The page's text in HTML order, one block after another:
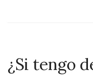
¿Si tengo